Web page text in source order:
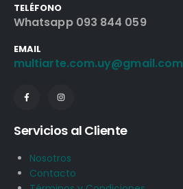
TELÉFONO
Whatsapp 093 844 059
EMAIL
multiarte.com.uy@gmail.com
Servicios al Cliente
Nosotros
Contacto